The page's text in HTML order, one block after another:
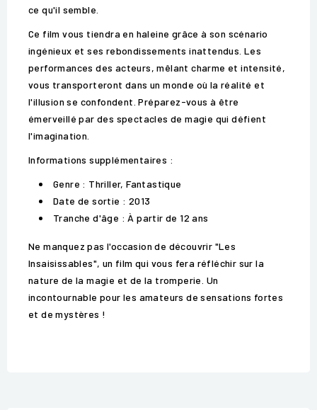
ce qu'il semble.
Ce film vous tiendra en haleine grâce à son scénario
ingénieux et ses rebondissements inattendus. Les
performances des acteurs, mêlant charme et intensité,
vous transporteront dans un monde où la réalité et
l'illusion se confondent. Préparez-vous à être
émerveillé par des spectacles de magie qui défient
l'imagination.
Informations supplémentaires :
Genre : Thriller, Fantastique
Date de sortie : 2013
Tranche d'âge : À partir de 12 ans
Ne manquez pas l'occasion de découvrir "Les
Insaisissables", un film qui vous fera réfléchir sur la
nature de la magie et de la tromperie. Un
incontournable pour les amateurs de sensations fortes
et de mystères !